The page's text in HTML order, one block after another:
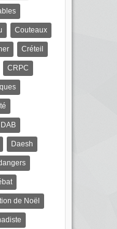
Couteaux
Créteil
CRPC
DAB
Daesh
de Noël